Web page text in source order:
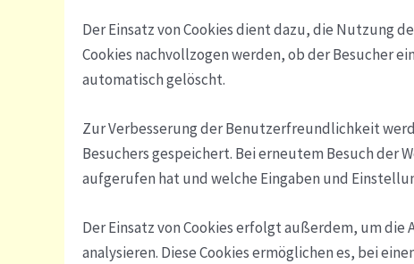
Der Einsatz von Cookies dient dazu, die Nutzung
Cookies nachvollzogen werden, ob der Besucher
automatisch gelöscht.
Zur Verbesserung der Benutzerfreundlichkeit
Besuchers gespeichert. Bei erneutem Besuch
aufgerufen hat und welche Eingaben und
Der Einsatz von Cookies erfolgt außerdem, um
analysieren. Diese Cookies ermöglichen es, bei